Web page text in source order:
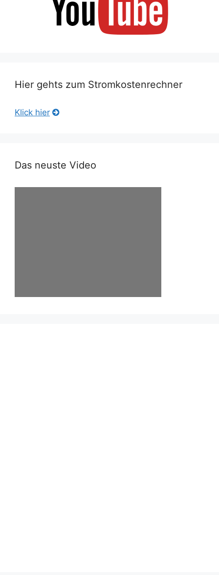
Hier gehts zum Stromkostenrechner
Klick hier
Das neuste Video